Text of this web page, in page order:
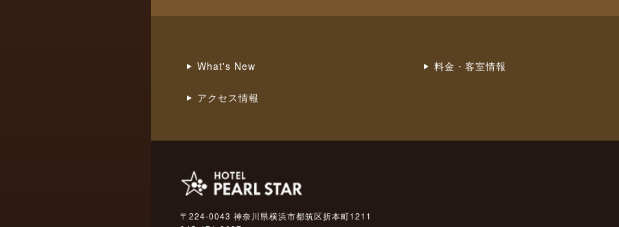
What's New 料金・客室情報
アクセス情報
〒224-0043 神奈川県横浜市都筑区折本町1211